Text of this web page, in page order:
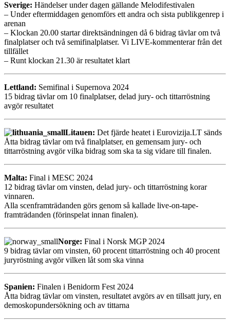
Sverige: Händelser under dagen gällande Melodifestivalen
– Under eftermiddagen genomförs ett andra och sista publikgenrep i
arenan
– Klockan 20.00 startar direktsändningen då 6 bidrag tävlar om två
finalplatser och två semifinalplatser. Vi LIVE-kommenterar från det
tillfället
– Runt klockan 21.30 är resultatet klart
Lettland: Semifinal i Supernova 2024
15 bidrag tävlar om 10 finalplatser, delad jury- och tittarröstning
avgör resultatet
Litauen: Det fjärde heatet i Eurovizija.LT sänds
Åtta bidrag tävlar om två finalplatser, en gemensam jury- och
tittarröstning avgör vilka bidrag som ska ta sig vidare till finalen.
Malta: Final i MESC 2024
12 bidrag tävlar om vinsten, delad jury- och tittarröstning korar
vinnaren.
Alla scenframträdanden görs genom så kallade live-on-tape-
framträdanden (förinspelat innan finalen).
Norge: Final i Norsk MGP 2024
9 bidrag tävlar om vinsten, 60 procent tittarröstning och 40 procent
juryröstning avgör vilken låt som ska vinna
Spanien: Finalen i Benidorm Fest 2024
Åtta bidrag tävlar om vinsten, resultatet avgörs av en tillsatt jury, en
demoskopundersökning och av tittarna